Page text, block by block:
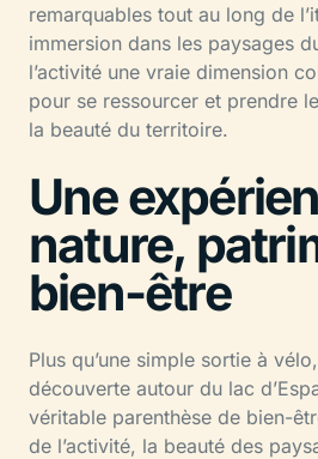
remarquables tout au long de
immersion dans les paysages
l’activité une vraie dimension
pour se ressourcer et prendre
la beauté du territoire.
Une
nature,
bien-être
Plus qu’une simple sortie à
découverte autour du lac
véritable parenthèse de bien-
de l’activité, la beauté des